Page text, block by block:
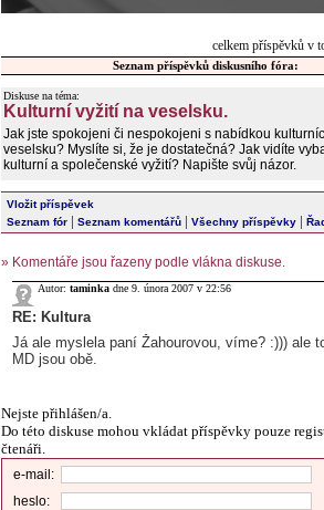
celkem příspěvků v
Seznam příspěvků diskusního fóra:
Diskuse na téma:
Kulturní vyžití na veselsku.
Jak jste spokojeni či nespokojeni s nabídkou
veselsku? Myslíte si, že je dostatečná? Jak vidíte
kulturní a společenské vyžití? Napište svůj názor.
Vložit příspěvek
Seznam fór | Seznam komentářů | Všechny příspěvky |
» Komentáře jsou řazeny podle vlákna diskuse.
Autor: taminka dne 9. února 2007 v 22:56
RE: Kultura
Já ale myslela paní Žahourovou, víme? :))) ale
MD jsou obě.
Nejste přihlášen/a.
Do této diskuse mohou vkládat příspěvky pouze
čtenáři.
e-mail:
heslo: